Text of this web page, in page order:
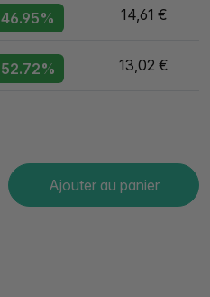
46.95% 14,61 €
52.72% 13,02 €
Ajouter au panier